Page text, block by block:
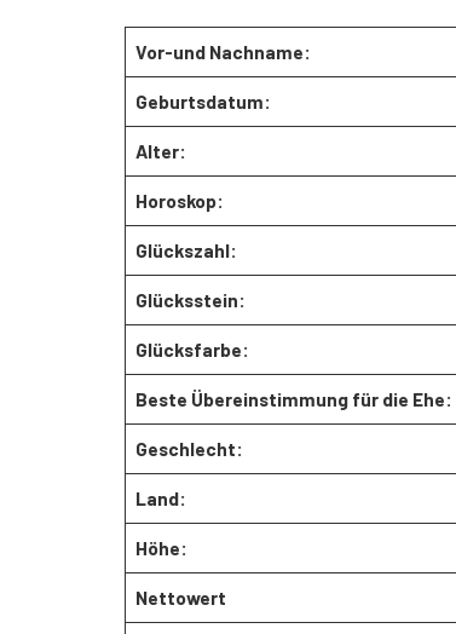
Vor-und Nachname:
Geburtsdatum:
Alter:
Horoskop:
Glückszahl:
Glücksstein:
Glücksfarbe:
Beste Übereinstimmung für die Ehe:
Geschlecht:
Land:
Höhe:
Nettowert